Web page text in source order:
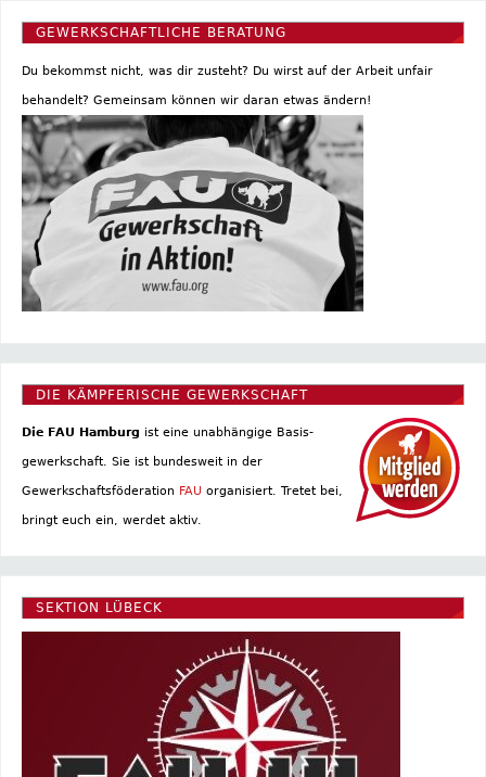
GEWERKSCHAFTLICHE BERATUNG
Du bekommst nicht, was dir zusteht? Du wirst auf der Arbeit unfair
behandelt? Gemeinsam können wir daran etwas ändern!
DIE KÄMPFERISCHE GEWERKSCHAFT
Die FAU Hamburg ist eine un­abhängige Basis­
gewerkschaft. Sie ist bundesweit in der
Gewerkschaftsföderation FAU organisiert. Tretet bei,
bringt euch ein, werdet aktiv.
SEKTION LÜBECK